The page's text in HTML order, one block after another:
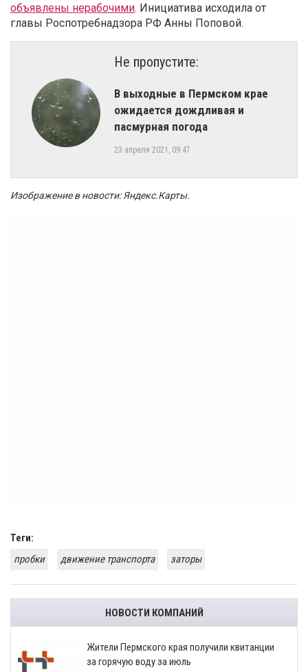
объявлены нерабочими. Инициатива исходила от
главы Роспотребнадзора РФ Анны Поповой.
Не пропустите:
​В выходные в Пермском крае
ожидается дождливая и
пасмурная погода
23 апреля 2021, 09:47
Изображение в новости: Яндекс.Карты.
Теги:
пробки
движение транспорта заторы
НОВОСТИ КОМПАНИЙ
​Жители Пермского края получили квитанции
за горячую воду за июль